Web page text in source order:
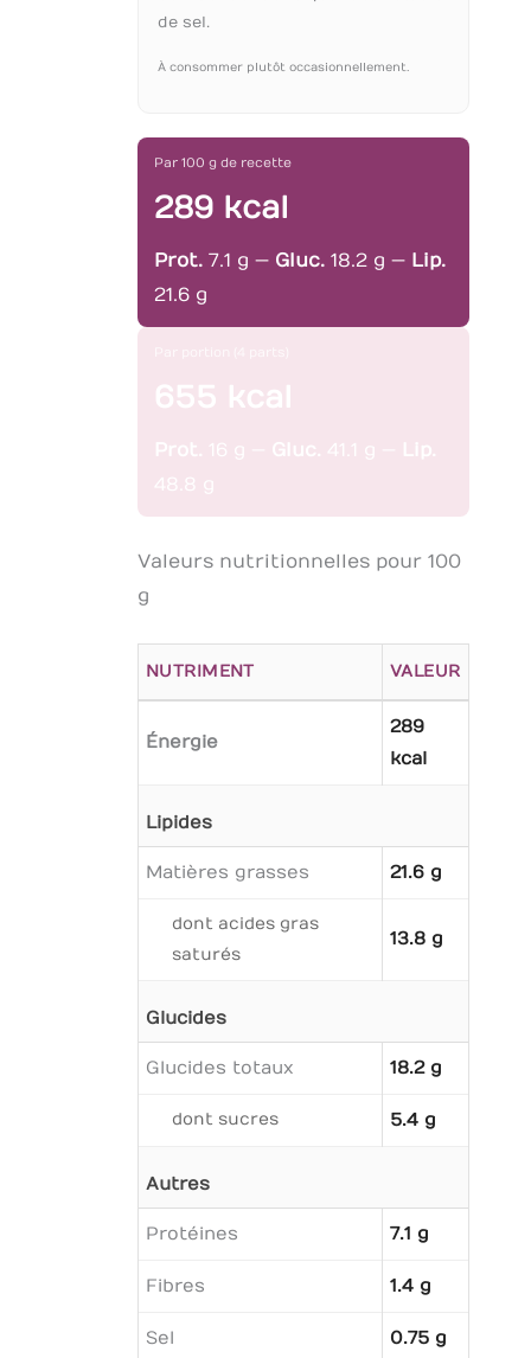
de sel.
À consommer plutôt occasionnellement.
Par 100 g de recette
289 kcal
Prot. 7.1 g — Gluc. 18.2 g — Lip.
21.6 g
655 kcal
Prot. 16 g — Gluc. 41.1 g —
Lip.
48.8 g
Valeurs nutritionnelles pour 100
g
NUTRIMENT VALEUR
Énergie
289
kcal
Lipides
Matières grasses 21.6 g
dont acides gras
saturés
13.8 g
Glucides
Glucides totaux 18.2 g
dont sucres 5.4 g
Autres
Protéines 7.1 g
Fibres 1.4 g
Sel 0.75 g